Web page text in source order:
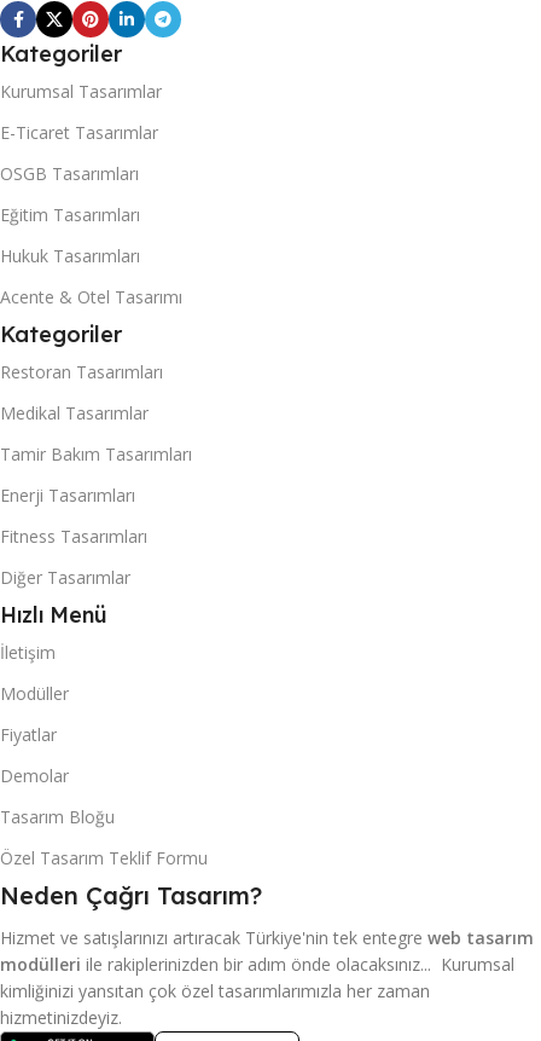
Kategoriler
Kurumsal Tasarımlar
E-Ticaret Tasarımlar
OSGB Tasarımları
Eğitim Tasarımları
Hukuk Tasarımları
Acente & Otel Tasarımı
Kategoriler
Restoran Tasarımları
Medikal Tasarımlar
Tamir Bakım Tasarımları
Enerji Tasarımları
Fitness Tasarımları
Diğer Tasarımlar
Hızlı Menü
İletişim
Modüller
Fiyatlar
Demolar
Tasarım Bloğu
Özel Tasarım Teklif Formu
Neden Çağrı Tasarım?
Hizmet ve satışlarınızı artıracak Türkiye'nin tek entegre web tasarım
modülleri ile rakiplerinizden bir adım önde olacaksınız... Kurumsal
kimliğinizi yansıtan çok özel tasarımlarımızla her zaman
hizmetinizdeyiz.